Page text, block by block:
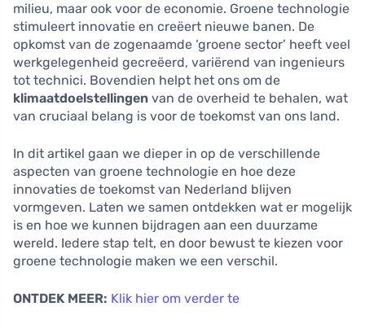
milieu, maar ook voor de economie. Groene technologie
stimuleert innovatie en creëert nieuwe banen. De
opkomst van de zogenaamde ‘groene sector’ heeft veel
werkgelegenheid gecreëerd, variërend van ingenieurs
tot technici. Bovendien helpt het ons om de
klimaatdoelstellingen van de overheid te behalen, wat
van cruciaal belang is voor de toekomst van ons land.
In dit artikel gaan we dieper in op de verschillende
aspecten van groene technologie en hoe deze
innovaties de toekomst van Nederland blijven
vormgeven. Laten we samen ontdekken wat er mogelijk
is en hoe we kunnen bijdragen aan een duurzame
wereld. Iedere stap telt, en door bewust te kiezen voor
groene technologie maken we een verschil.
ONTDEK MEER: Klik hier om verder te